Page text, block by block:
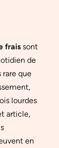
frais sont
de
rare que
lourdes
article,
en